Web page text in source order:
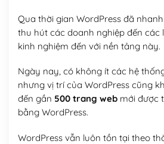
Qua thời gian WordPress đã
thu hút các doanh nghiệp đến các
kinh nghiệm đến với nền tảng này.
Ngày nay, có không ít các hệ
nhưng vị trí của WordPress cũng
đến gần 500 trang webmới được
bằng WordPress.
WordPress vẫn luôn tồn tại theo